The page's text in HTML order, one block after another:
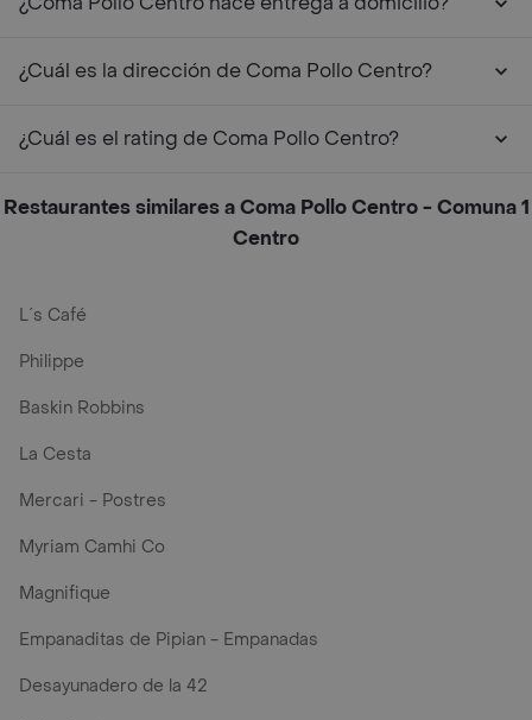
¿Cuál es la dirección de Coma Pollo Centro?
¿Cuál es el rating de Coma Pollo Centro?
Restaurantes similares a Coma Pollo Centro - Comuna 1
Centro
L´s Café
Philippe
Baskin Robbins
La Cesta
Mercari - Postres
Myriam Camhi Co
Magnifique
Empanaditas de Pipian - Empanadas
Desayunadero de la 42